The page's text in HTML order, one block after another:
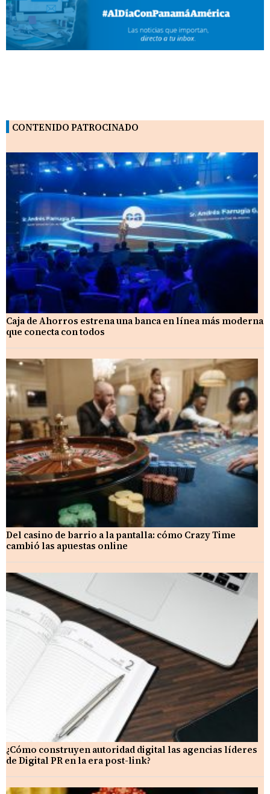
CONTENIDO PATROCINADO
Caja de Ahorros estrena una banca en línea más moderna
que conecta con todos
Del casino de barrio a la pantalla: cómo Crazy Time
cambió las apuestas online
¿Cómo construyen autoridad digital las agencias líderes
de Digital PR en la era post-link?